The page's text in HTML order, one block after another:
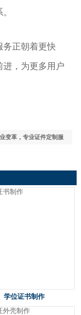
务正朝着更快
进，为更多用户
变革，专业证件定制服
学位证书制作